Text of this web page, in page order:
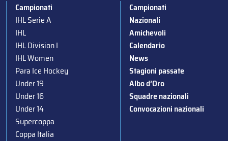
Campionati
IHL Serie A
IHL
IHL Division I
IHL Women
Para Ice Hockey
Under 19
Under 16
Under 14
Supercoppa
Coppa Italia
Campionati
Nazionali
Amichevoli
Calendario
News
Stagioni passate
Albo d’Oro
Squadre nazionali
Convocazioni nazionali